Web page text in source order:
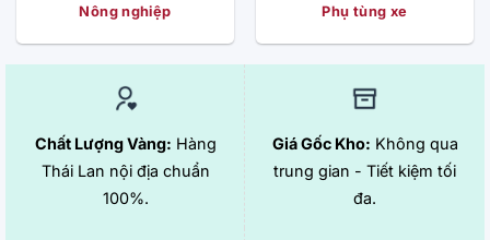
Nông nghiệp Phụ tùng xe
Chất Lượng Vàng: Hàng
Thái Lan nội địa chuẩn
100%.
Giá Gốc Kho: Không qua
trung gian - Tiết kiệm tối
đa.